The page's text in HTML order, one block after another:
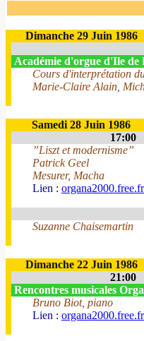
Dimanche 29 Juin 1986
Académie d'orgue d'Ile de
Cours d'interprétation
Marie-Claire Alain,
Samedi 28 Juin 1986
17:00
”Liszt et modernisme”
Patrick Geel
Mesurer, Macha
Lien :
Suzanne Chaisemartin
Dimanche 22 Juin 1986
21:00
Rencontres musicales
Bruno Biot, piano
Lien :